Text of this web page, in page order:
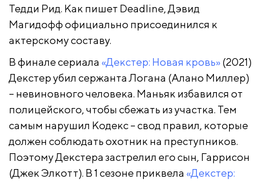
Тедди Рид. Как пишет Deadline, Дэвид
Магидофф официально присоединился к
актерскому составу.
В финале сериала «Декстер: Новая кровь»(2021)
Декстер убил сержанта Логана (Алано Миллер)
– невиновного человека. Маньяк избавился от
полицейского, чтобы сбежать из участка. Тем
самым нарушил Кодекс – свод правил, которые
должен соблюдать охотник на преступников.
Поэтому Декстера застрелил его сын, Гаррисон
(Джек Элкотт). В 1 сезоне приквела «Декстер: